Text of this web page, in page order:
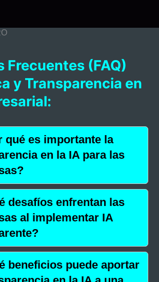
Frecuentes (FAQ)
y Transparencia en
qué es importante la
en la IA para las
desafíos enfrentan las
al implementar IA
beneficios puede aportar